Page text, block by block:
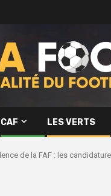
CAF LES VERTS
de la FAF : les